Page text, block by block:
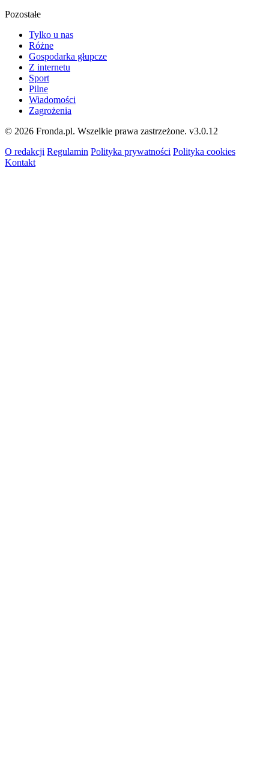
Pozostałe
Tylko u nas
Różne
Gospodarka głupcze
Z internetu
Sport
Pilne
Wiadomości
Zagrożenia
© 2026 Fronda.pl. Wszelkie prawa zastrzeżone. v3.0.12
O redakcji Regulamin Polityka prywatności Polityka cookies
Kontakt